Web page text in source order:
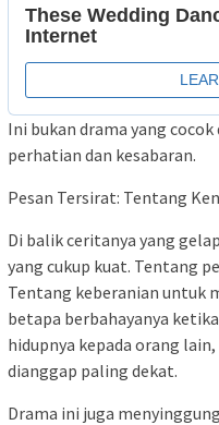
Ini bukan drama yang
perhatian dan kesabaran.
Pesan Tersirat: Tentang
Di balik ceritanya yang
yang cukup kuat. Tentang
Tentang keberanian untuk
betapa berbahayanya
hidupnya kepada orang
dianggap paling dekat.
Drama ini juga